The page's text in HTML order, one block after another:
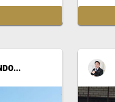
PUTRI MELANIE GONDO SUWITO